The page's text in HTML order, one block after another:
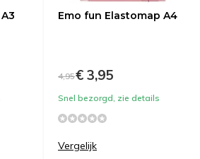
Emo fun Elastomap A4
4,95€ 3,95
Snel bezorgd, zie details
Vergelijk